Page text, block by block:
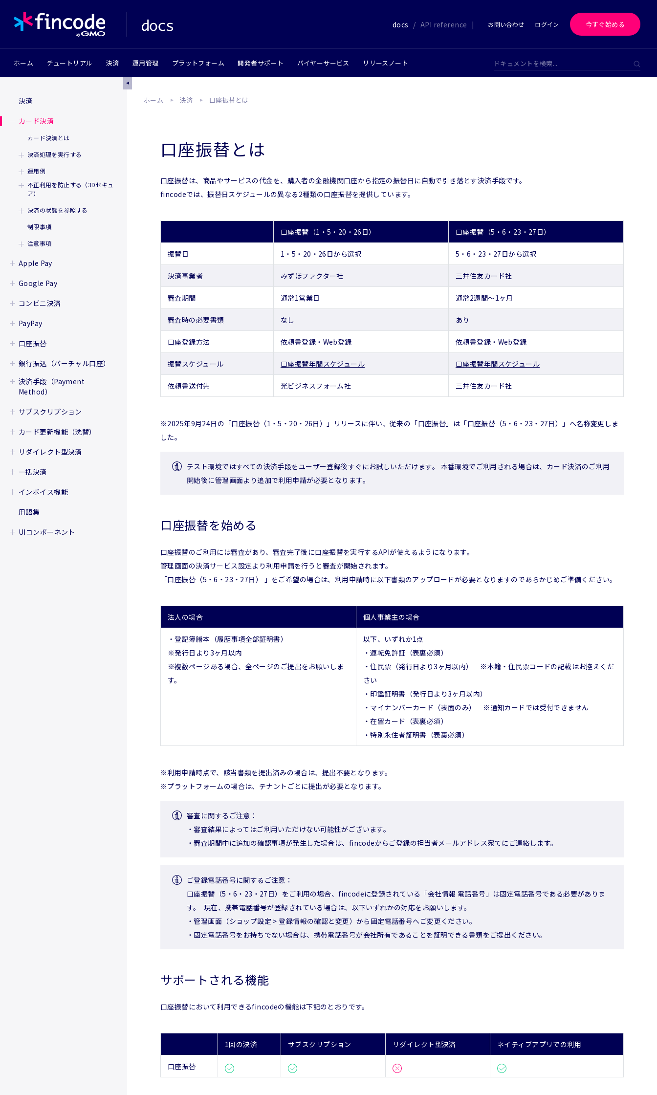
docs / API reference | お問い合わせ ログイン 今すぐ始める
ホーム チュートリアル 決済 運用管理 プラットフォーム 開発者サポート バイヤーサービス リリースノート
決済
カード決済
カード決済とは
決済処理を実行する
購入者にカード情報を入力し
てもらう場合
顧客にカード情報を登録する
登録したカードを用いて決済
運用例
即時売上運用
の注意事項
不正利用を防止する（3Dセキュ
ア）
3Dセキュア2.0認証を使用す
る
決済の都度カード情報を入
を指定して、カード情報の
入力無く決済する場合
応用：3Dセキュア認証あ
ラッチで実装する場合
録するときに3Dセキュア
決済の状態を参照する
取引状態一覧
取引状態遷移
制限事項
注意事項
キャンセルについて
Apple Pay
Apple Payとは
A. Webサイト上で決済用のト
(JavaScript)
iOS/iPadOS/watchOS/macOS
する (Swift)
決済実行JSを使用
運用例
仮売上/実売上運用
即時売上運用
決済の状態を参照する
取引状態一覧
取引状態遷移
レギュレーションと注意事項
レギュレーションガイドライ
ン
制限事項
Google Pay
Google Payとは
Google Payを本番環境で利用
するための設定
A. Webサイト上で決済用のト
(JavaScript)
B. Androidアプリ上で決済用
のトークンを取得する
（Kotlin)
決済実行APIを使用
決済実行JSを使用
運用例
仮売上/実売上運用
即時売上運用
決済の状態を参照する
取引状態一覧
レギュレーションと注意事項
レギュレーションガイドライ
コンビニ決済
コンビニ決済とは
決済実行JSを使用
取引状態一覧
取引状態遷移
レギュレーションと注意事項
レギュレーションガイドライ
ン
注意事項
制限事項
PayPay
PayPayとは
決済実行JSを使用
仮売上/実売上運用
決済の状態を参照する
制限事項
口座振替
口座振替とは
口座登録をする
Web登録
依頼書登録
決済処理を実行する
決済実行APIを使用
決済の状態を参照する
銀行振込（バーチャル口座）
銀行振込（バーチャル口座）とは
決済処理を実行する
決済実行APIを使用
決済実行JSを使用
決済の状態を参照する
取引状態一覧
制限事項
決済手段（Payment
Method）
は
決済手段の状態を参照する
カード決済で決済手段APIを使う
顧客に発行するバーチャル口座で
サブスクリプション
サブスクリプションとは
カード更新機能（洗替）
カード更新機能（洗替）とは
果を受信する
リダイレクト型決済
リダイレクト型決済を実行する
一括決済
一括決済（カード）
口座））
インボイス機能
インボイス機能を利用する
用語集
UIコンポーネント
ホーム 決済 口座振替とは
口座振替とは
口座振替は、商品やサービスの代金を、購入者の金融機関口座から指定の振替日に自動で引き落とす決済手段です。
fincodeでは、振替日スケジュールの異なる2種類の口座振替を提供しています。
口座振替（1・5・20・26日） 口座振替（5・6・23・27日）
振替日 1・5・20・26日から選択 5・6・23・27日から選択
決済事業者 みずほファクター社 三井住友カード社
審査期間 通常1営業日 通常2週間～1ヶ月
審査時の必要書類 なし あり
口座登録方法 依頼書登録・Web登録 依頼書登録・Web登録
振替スケジュール 口座振替年間スケジュール 口座振替年間スケジュール
依頼書送付先 光ビジネスフォーム社 三井住友カード社
※2025年9月24日の「口座振替（1・5・20・26日）」リリースに伴い、従来の「口座振替」は「口座振替（5・6・23・27日）」へ名称変更しま
した。
テスト環境ではすべての決済手段をユーザー登録後すぐにお試しいただけます。 本番環境でご利用される場合は、カード決済のご利用
開始後に管理画面より追加で利用申請が必要となります。
口座振替を始める
口座振替のご利用には審査があり、審査完了後に口座振替を実行するAPIが使えるようになります。
管理画面の決済サービス設定より利用申請を行うと審査が開始されます。
「口座振替（5・6・23・27日） 」をご希望の場合は、利用申請時に以下書類のアップロードが必要となりますのであらかじめご準備ください。
法人の場合 個人事業主の場合
・登記簿謄本（履歴事項全部証明書）
※発行日より3ヶ月以内
※複数ページある場合、全ページのご提出をお願いしま
す。
以下、いずれか1点
・運転免許証（表裏必須）
・住民票（発行日より3ヶ月以内） ※本籍・住民票コードの記載はお控えくだ
さい
・印鑑証明書（発行日より3ヶ月以内）
・マイナンバーカード（表面のみ） ※通知カードでは受付できません
・在留カード（表裏必須）
・特別永住者証明書（表裏必須）
※利用申請時点で、該当書類を提出済みの場合は、提出不要となります。
※プラットフォームの場合は、テナントごとに提出が必要となります。
審査に関するご注意：
・審査結果によってはご利用いただけない可能性がございます。
・審査期間中に追加の確認事項が発生した場合は、fincodeからご登録の担当者メールアドレス宛てにご連絡します。
ご登録電話番号に関するご注意：
口座振替（5・6・23・27日）をご利用の場合、fincodeに登録されている「会社情報 電話番号」は固定電話番号である必要がありま
す。 現在、携帯電話番号が登録されている場合は、以下いずれかの対応をお願いします。
・管理画面（ショップ設定 > 登録情報の確認と変更）から固定電話番号へご変更ください。
・固定電話番号をお持ちでない場合は、携帯電話番号が会社所有であることを証明できる書類をご提出ください。
サポートされる機能
口座振替において利用できるfincodeの機能は下記のとおりです。
1回の決済 サブスクリプション リダイレクト型決済 ネイティブアプリでの利用
口座振替